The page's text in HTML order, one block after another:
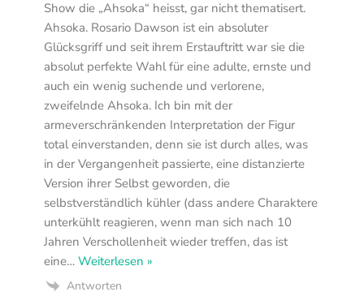
Show die „Ahsoka“ heisst, gar nicht thematisert.
Ahsoka. Rosario Dawson ist ein absoluter
Glücksgriff und seit ihrem Erstauftritt war sie die
absolut perfekte Wahl für eine adulte, ernste und
auch ein wenig suchende und verlorene,
zweifelnde Ahsoka. Ich bin mit der
armeverschränkenden Interpretation der Figur
total einverstanden, denn sie ist durch alles, was
in der Vergangenheit passierte, eine distanzierte
Version ihrer Selbst geworden, die
selbstverständlich kühler (dass andere Charaktere
unterkühlt reagieren, wenn man sich nach 10
Jahren Verschollenheit wieder treffen, das ist
eine… Weiterlesen »
Antworten